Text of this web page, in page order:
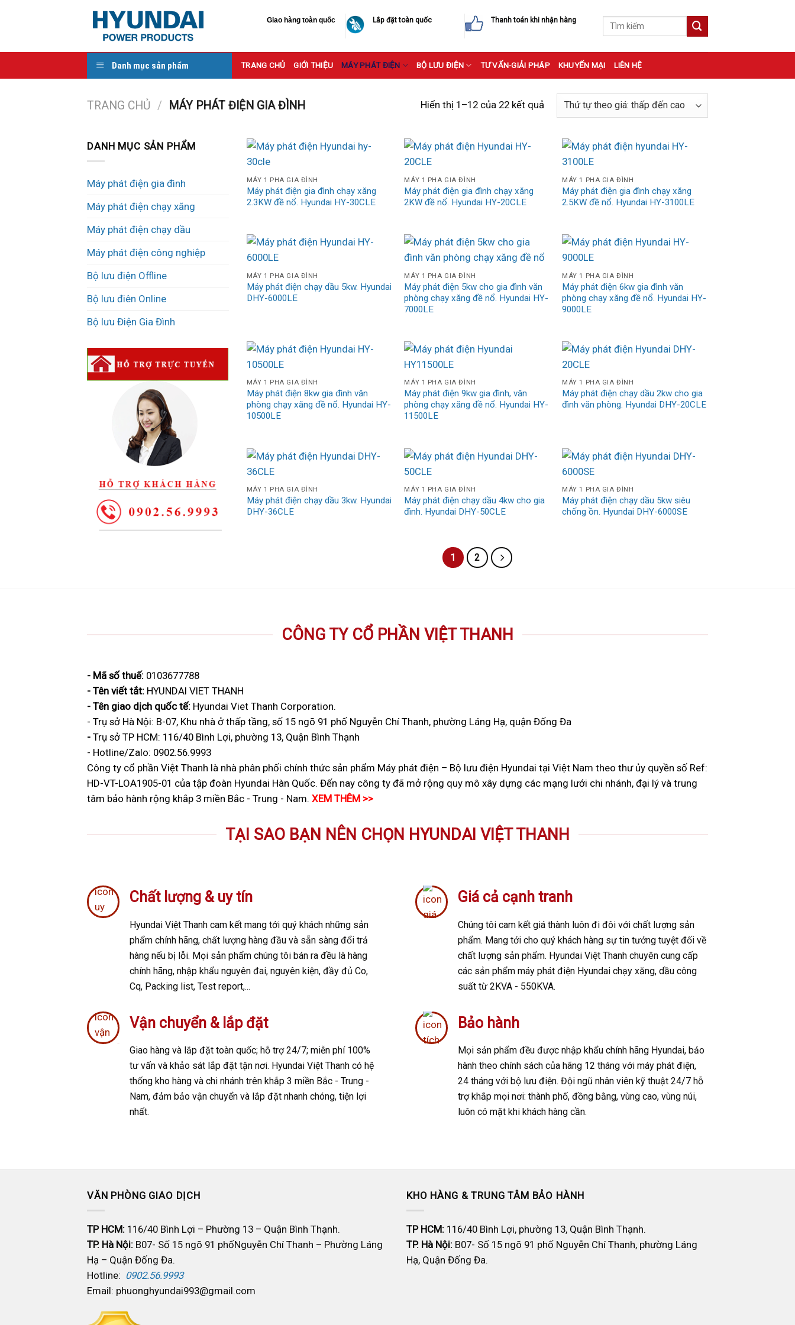
Giao hàng toàn quốc Lắp đặt toàn quốc Thanh toán khi nhận hàng
Tìm
Danh mục sản phẩm TRANG CHỦ GIỚI THIỆU MÁY PHÁT ĐIỆN BỘ LƯU ĐIỆN TƯ VẤN-GIẢI PHÁP KHUYẾN MẠI LIÊN HỆ
TRANG CHỦ / MÁY PHÁT ĐIỆN GIA ĐÌNH Hiển thị 1–12 của 22 kết quả
DANH MỤC SẢN PHẨM
Máy phát điện gia đình
Máy phát điện chạy xăng
Máy phát điện chạy dầu
Máy phát điện công nghiệp
Bộ lưu điện Offline
Bộ lưu điên Online
Bộ lưu Điện Gia Đình
MÁY 1 PHA GIA ĐÌNH
Máy phát điện gia đình chạy xăng
2.3KW đề nổ. Hyundai HY-30CLE
MÁY 1 PHA GIA ĐÌNH
Máy phát điện gia đình chạy xăng
2KW đề nổ. Hyundai HY-20CLE
MÁY 1 PHA GIA ĐÌNH
Máy phát điện gia đình chạy xăng
2.5KW đề nổ. Hyundai HY-3100LE
MÁY 1 PHA GIA ĐÌNH
Máy phát điện chạy dầu 5kw. Hyundai
DHY-6000LE
MÁY 1 PHA GIA ĐÌNH
Máy phát điện 5kw cho gia đình văn
phòng chạy xăng đề nổ. Hyundai HY-
7000LE
MÁY 1 PHA GIA ĐÌNH
Máy phát điện 6kw gia đình văn
phòng chạy xăng đề nổ. Hyundai HY-
9000LE
MÁY 1 PHA GIA ĐÌNH
Máy phát điện 8kw gia đình văn
phòng chạy xăng đề nổ. Hyundai HY-
10500LE
MÁY 1 PHA GIA ĐÌNH
Máy phát điện 9kw gia đình, văn
phòng chạy xăng đề nổ. Hyundai HY-
11500LE
MÁY 1 PHA GIA ĐÌNH
Máy phát điện chạy dầu 2kw cho gia
đình văn phòng. Hyundai DHY-20CLE
MÁY 1 PHA GIA ĐÌNH
Máy phát điện chạy dầu 3kw. Hyundai
DHY-36CLE
MÁY 1 PHA GIA ĐÌNH
Máy phát điện chạy dầu 4kw cho gia
đình. Hyundai DHY-50CLE
MÁY 1 PHA GIA ĐÌNH
Máy phát điện chạy dầu 5kw siêu
chống ồn. Hyundai DHY-6000SE
1 2
CÔNG TY CỔ PHẦN VIỆT THANH
- Mã số thuế: 0103677788
- Tên viết tắt: HYUNDAI VIET THANH
- Tên giao dịch quốc tế: Hyundai Viet Thanh Corporation.
- Trụ sở Hà Nội: B-07, Khu nhà ở thấp tầng, số 15 ngõ 91 phố Nguyễn Chí Thanh, phường Láng Hạ, quận Đống Đa
- Trụ sở TP HCM: 116/40 Bình Lợi, phường 13, Quận Bình Thạnh
- Hotline/Zalo: 0902.56.9993
Công ty cổ phần Việt Thanh là nhà phân phối chính thức sản phẩm Máy phát điện – Bộ lưu điện Hyundai tại Việt Nam theo thư ủy quyền số Ref:
HD-VT-LOA1905-01 của tập đoàn Hyundai Hàn Quốc. Đến nay công ty đã mở rộng quy mô xây dựng các mạng lưới chi nhánh, đại lý và trung
tâm bảo hành rộng khắp 3 miền Bắc - Trung - Nam. XEM THÊM >>
TẠI SAO BẠN NÊN CHỌN HYUNDAI VIỆT THANH
Chất lượng & uy tín
Hyundai Việt Thanh cam kết mang tới quý khách những sản
phẩm chính hãng, chất lượng hàng đầu và sẵn sàng đổi trả
hàng nếu bị lỗi. Mọi sản phẩm chúng tôi bán ra đều là hàng
chính hãng, nhập khẩu nguyên đai, nguyên kiện, đầy đủ Co,
Cq, Packing list, Test report,...
Giá cả cạnh tranh
Chúng tôi cam kết giá thành luôn đi đôi với chất lượng sản
phẩm. Mang tới cho quý khách hàng sự tin tưởng tuyệt đối về
chất lượng sản phẩm. Hyundai Việt Thanh chuyên cung cấp
các sản phẩm máy phát điện Hyundai chạy xăng, dầu công
suất từ 2KVA - 550KVA.
Vận chuyển & lắp đặt
Giao hàng và lắp đặt toàn quốc; hỗ trợ 24/7; miễn phí 100%
tư vấn và khảo sát lắp đặt tận nơi. Hyundai Việt Thanh có hệ
thống kho hàng và chi nhánh trên khắp 3 miền Bắc - Trung -
Nam, đảm bảo vận chuyển và lắp đặt nhanh chóng, tiện lợi
nhất.
Bảo hành
Mọi sản phẩm đều được nhập khẩu chính hãng Hyundai, bảo
hành theo chính sách của hãng 12 tháng với máy phát điện,
24 tháng với bộ lưu điện. Đội ngũ nhân viên kỹ thuật 24/7 hỗ
trợ khắp mọi nơi: thành phố, đồng bằng, vùng cao, vùng núi,
luôn có mặt khi khách hàng cần.
VĂN PHÒNG GIAO DỊCH
TP HCM: 116/40 Bình Lợi – Phường 13 – Quận Bình Thạnh.
TP. Hà Nội: B07- Số 15 ngõ 91 phốNguyễn Chí Thanh – Phường Láng
Hạ – Quận Đống Đa.
Hotline: 0902.56.9993
Email: phuonghyundai993@gmail.com
KHO HÀNG & TRUNG TÂM BẢO HÀNH
TP HCM: 116/40 Bình Lợi, phường 13, Quận Bình Thạnh.
TP. Hà Nội: B07- Số 15 ngõ 91 phố Nguyễn Chí Thanh, phường Láng
Hạ, Quận Đống Đa.